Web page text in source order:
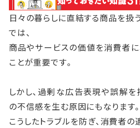
日々の暮らしに直結する商品を扱
では、
商品やサービスの価値を消費者に
ことが重要です。
しかし、過剰な広告表現や誤解を
の不信感を生む原因にもなります。
こうしたトラブルを防ぎ、消費者